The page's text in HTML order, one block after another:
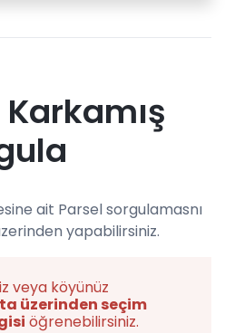
ait Parsel sorgulamasnı
yapabilirsiniz.
veya köyünüz
üzerinden seçim
öğrenebilirsiniz.